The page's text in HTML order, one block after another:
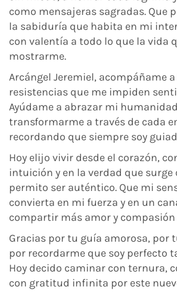
como mensajeras sagradas. Que
la sabiduría que habita en mi
con valentía a todo lo que la vida
mostrarme.
Arcángel Jeremiel, acompáñame
resistencias que me impiden
Ayúdame a abrazar mi
transformarme a través de cada
recordando que siempre soy
Hoy elijo vivir desde el corazón,
intuición y en la verdad que surge
permito ser auténtico. Que mi
convierta en mi fuerza y en un
compartir más amor y
Gracias por tu guía amorosa, por
por recordarme que soy perfecto
Hoy decido caminar con ternura,
con gratitud infinita por este